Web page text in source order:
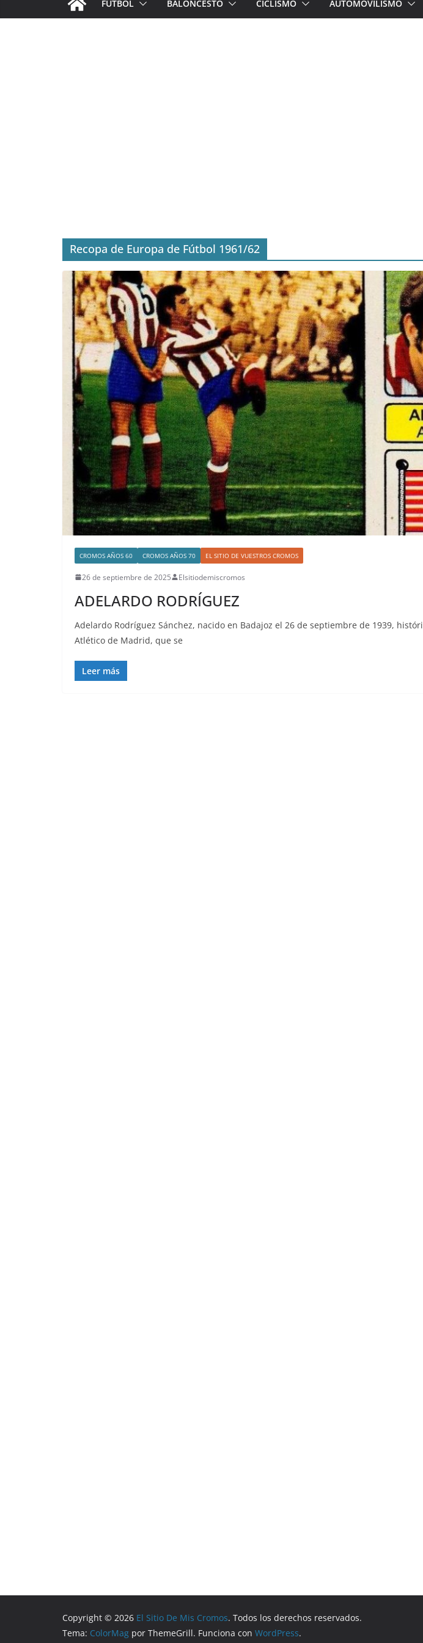
FÚTBOL BALONCESTO CICLISMO AUTOMOVILISMO
Recopa de Europa de Fútbol 1961/62
CROMOS AÑOS 60 CROMOS AÑOS 70 EL SITIO DE VUESTROS CROMOS
26 de septiembre de 2025 Elsitiodemiscromos
ADELARDO RODRÍGUEZ
Adelardo Rodríguez Sánchez, nacido en Badajoz el 26 de septiembre de 1939,
Atlético de Madrid, que se
Leer más
Copyright © 2026 El Sitio De Mis Cromos. Todos los derechos reservados.
Tema: ColorMag por ThemeGrill. Funciona con WordPress.